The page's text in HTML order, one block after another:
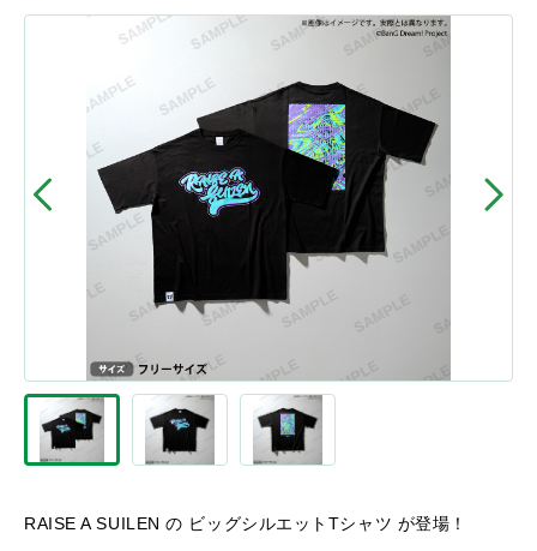
RAISE A SUILEN の ビッグシルエットTシャツ が登場！